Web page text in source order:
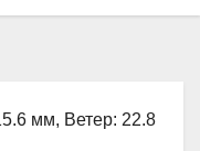
мм, Ветер: 22.8